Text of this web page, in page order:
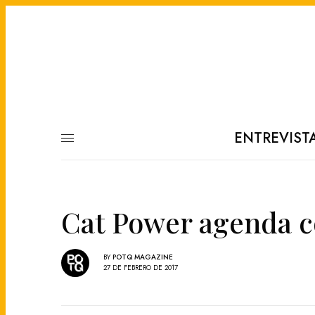
Cat Power agenda
BY POTQ MAGAZINE
27 DE FEBRERO DE 2017